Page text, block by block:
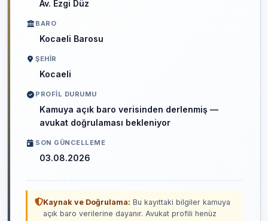
Av. Ezgi Düz
BARO
Kocaeli Barosu
ŞEHIR
Kocaeli
PROFIL DURUMU
Kamuya açık baro verisinden derlenmiş —
avukat doğrulaması bekleniyor
SON GÜNCELLEME
03.08.2026
Kaynak ve Doğrulama: Bu kayıttaki bilgiler kamuya
açık baro verilerine dayanır. Avukat profili henüz